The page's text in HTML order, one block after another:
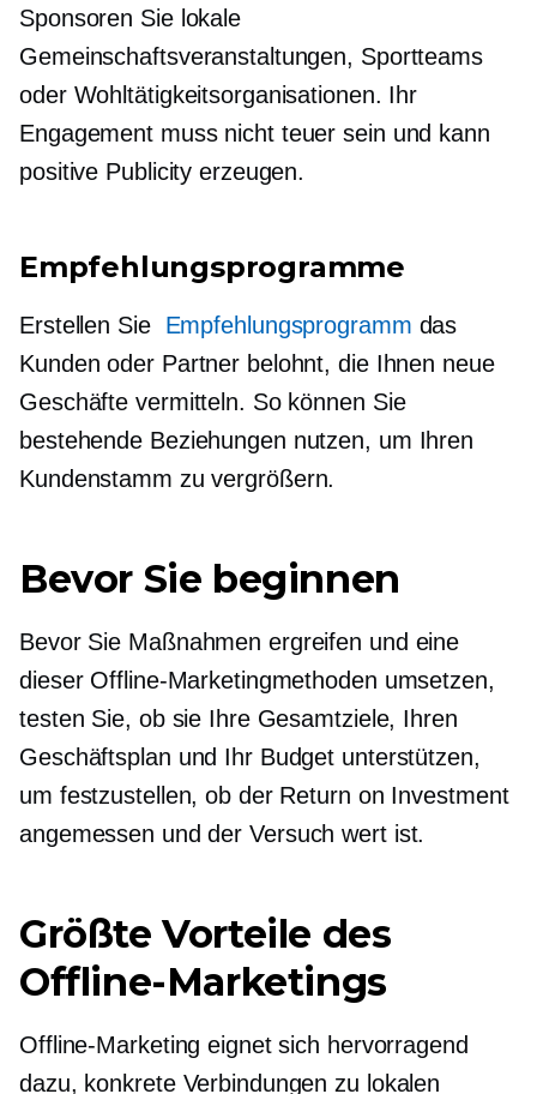
Sponsoren Sie lokale
Gemeinschaftsveranstaltungen, Sportteams
oder Wohltätigkeitsorganisationen. Ihr
Engagement muss nicht teuer sein und kann
positive Publicity erzeugen.
Empfehlungsprogramme
Erstellen Sie Empfehlungsprogramm das
Kunden oder Partner belohnt, die Ihnen neue
Geschäfte vermitteln. So können Sie
bestehende Beziehungen nutzen, um Ihren
Kundenstamm zu vergrößern.
Bevor Sie beginnen
Bevor Sie Maßnahmen ergreifen und eine
dieser Offline-Marketingmethoden umsetzen,
testen Sie, ob sie Ihre Gesamtziele, Ihren
Geschäftsplan und Ihr Budget unterstützen,
um festzustellen, ob der Return on Investment
angemessen und der Versuch wert ist.
Größte Vorteile des
Offline-Marketings
Offline-Marketing eignet sich hervorragend
dazu, konkrete Verbindungen zu lokalen